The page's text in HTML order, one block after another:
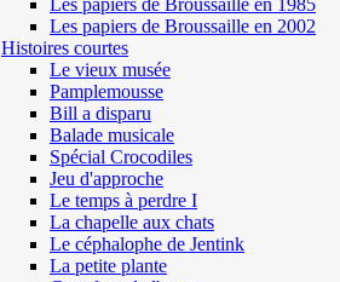
Les papiers de Broussaille en 2002
Histoires courtes
Le vieux musée
Pamplemousse
Bill a disparu
Balade musicale
Spécial Crocodiles
Jeu d'approche
Le temps à perdre I
La chapelle aux chats
Le céphalophe de Jentink
La petite plante